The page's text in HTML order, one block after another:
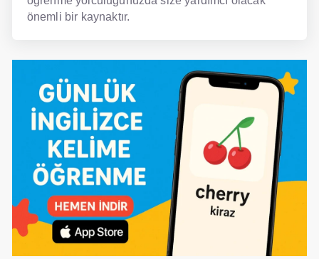
önemli bir kaynaktır.